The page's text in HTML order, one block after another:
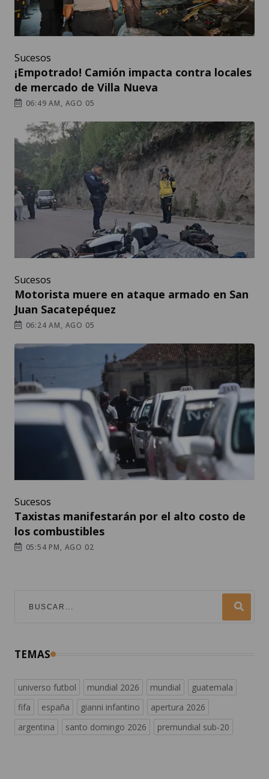
Sucesos
¡Empotrado! Camión impacta contra locales
de mercado de Villa Nueva
06:49 AM, AGO 05
Sucesos
Motorista muere en ataque armado en San
Juan Sacatepéquez
06:24 AM, AGO 05
Sucesos
Taxistas manifestarán por el alto costo de
los combustibles
05:54 PM, AGO 02
TEMAS
universo futbol mundial 2026 mundial
guatemala
fifa
españa gianni infantino
apertura 2026
argentina
santo domingo 2026 premundial sub-20